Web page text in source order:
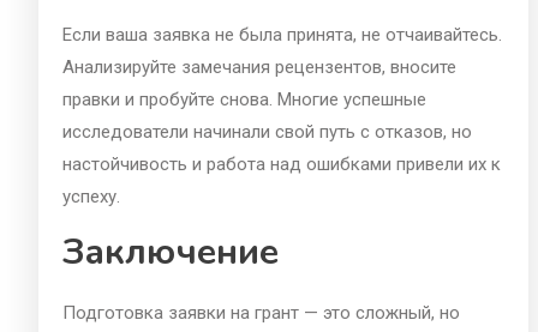
Если ваша заявка не была принята, не отчаивайтесь.
Анализируйте замечания рецензентов, вносите
правки и пробуйте снова. Многие успешные
исследователи начинали свой путь с отказов, но
настойчивость и работа над ошибками привели их к
успеху.
Заключение
Подготовка заявки на грант — это сложный, но